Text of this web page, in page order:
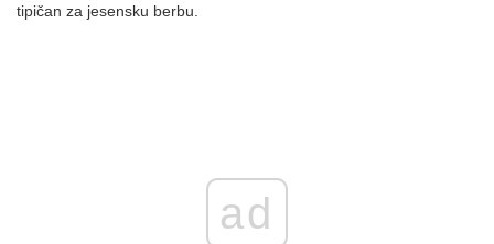
tipičan za jesensku berbu.
ad